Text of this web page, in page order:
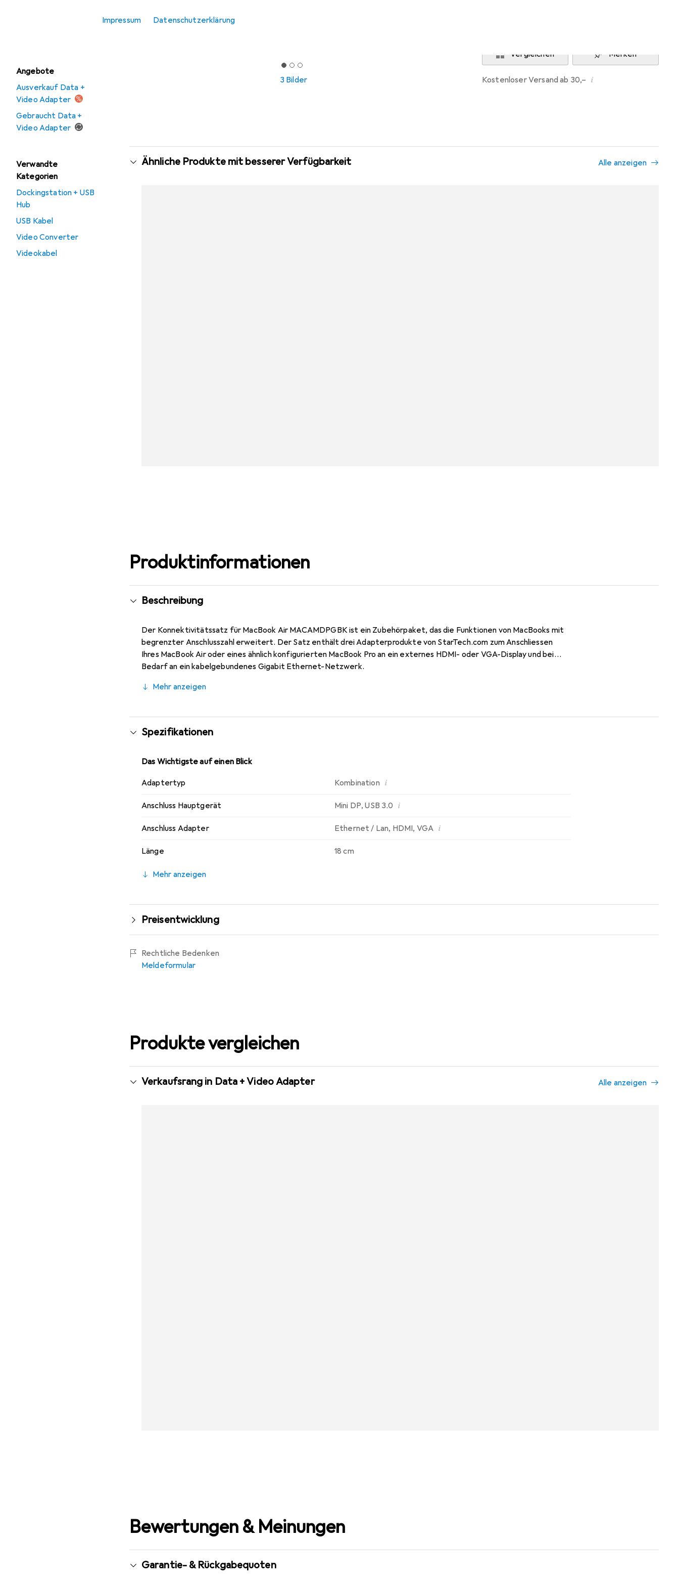
Impressum Datenschutzerklärung
Angebote
Ausverkauf Data +
Video Adapter
Gebraucht Data +
Video Adapter
Verwandte
Kategorien
Dockingstation + USB
Hub
USB Kabel
Video Converter
Videokabel
3 Bilder
Vergleichen Merken
Kostenloser Versand ab 30,– i
Ähnliche Produkte mit besserer Verfügbarkeit Alle anzeigen
Produktinformationen
Beschreibung
Der Konnektivitätssatz für MacBook Air MACAMDPGBK ist ein Zubehörpaket, das die Funktionen von MacBooks mit
begrenzter Anschlusszahl erweitert. Der Satz enthält drei Adapterprodukte von StarTech.com zum Anschliessen
Ihres MacBook Air oder eines ähnlich konfigurierten MacBook Pro an ein externes HDMI- oder VGA-Display und bei
Bedarf an ein kabelgebundenes Gigabit Ethernet-Netzwerk.
Mehr anzeigen
Spezifikationen
Das Wichtigste auf einen Blick
Adaptertyp Kombination i
Anschluss Hauptgerät Mini DP,USB 3.0 i
Anschluss Adapter Ethernet / Lan, HDMI, VGA i
Länge 18 cm
Mehr anzeigen
Preisentwicklung
Rechtliche Bedenken
Meldeformular
Produkte vergleichen
Verkaufsrang in Data + Video Adapter Alle anzeigen
Bewertungen & Meinungen
Garantie- & Rückgabequoten